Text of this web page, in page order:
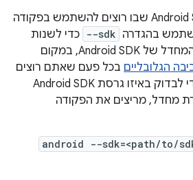
הנתיב אל Android SDK שבו רוצים להשתמש בפקודה
בהגדרה --sdk כדי לשנות
באופן זמני את ברירת המחדל של Android SDK, במקום
הגלובליים בכל פעם שאתם רוצים
לעבור בין הגרסאות. כדי לבדוק באיזו גרסת Android SDK
מחדל, מריצים את הפקודה
android --sdk=<path/to/